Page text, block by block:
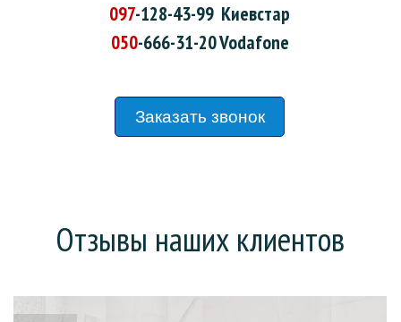
097-128-43-99 Киевстар
050-666-31-20Vodafone
Заказать звонок
Отзывы наших клиентов